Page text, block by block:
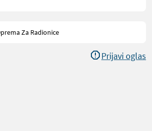
Za Radionice
Prijavi oglas